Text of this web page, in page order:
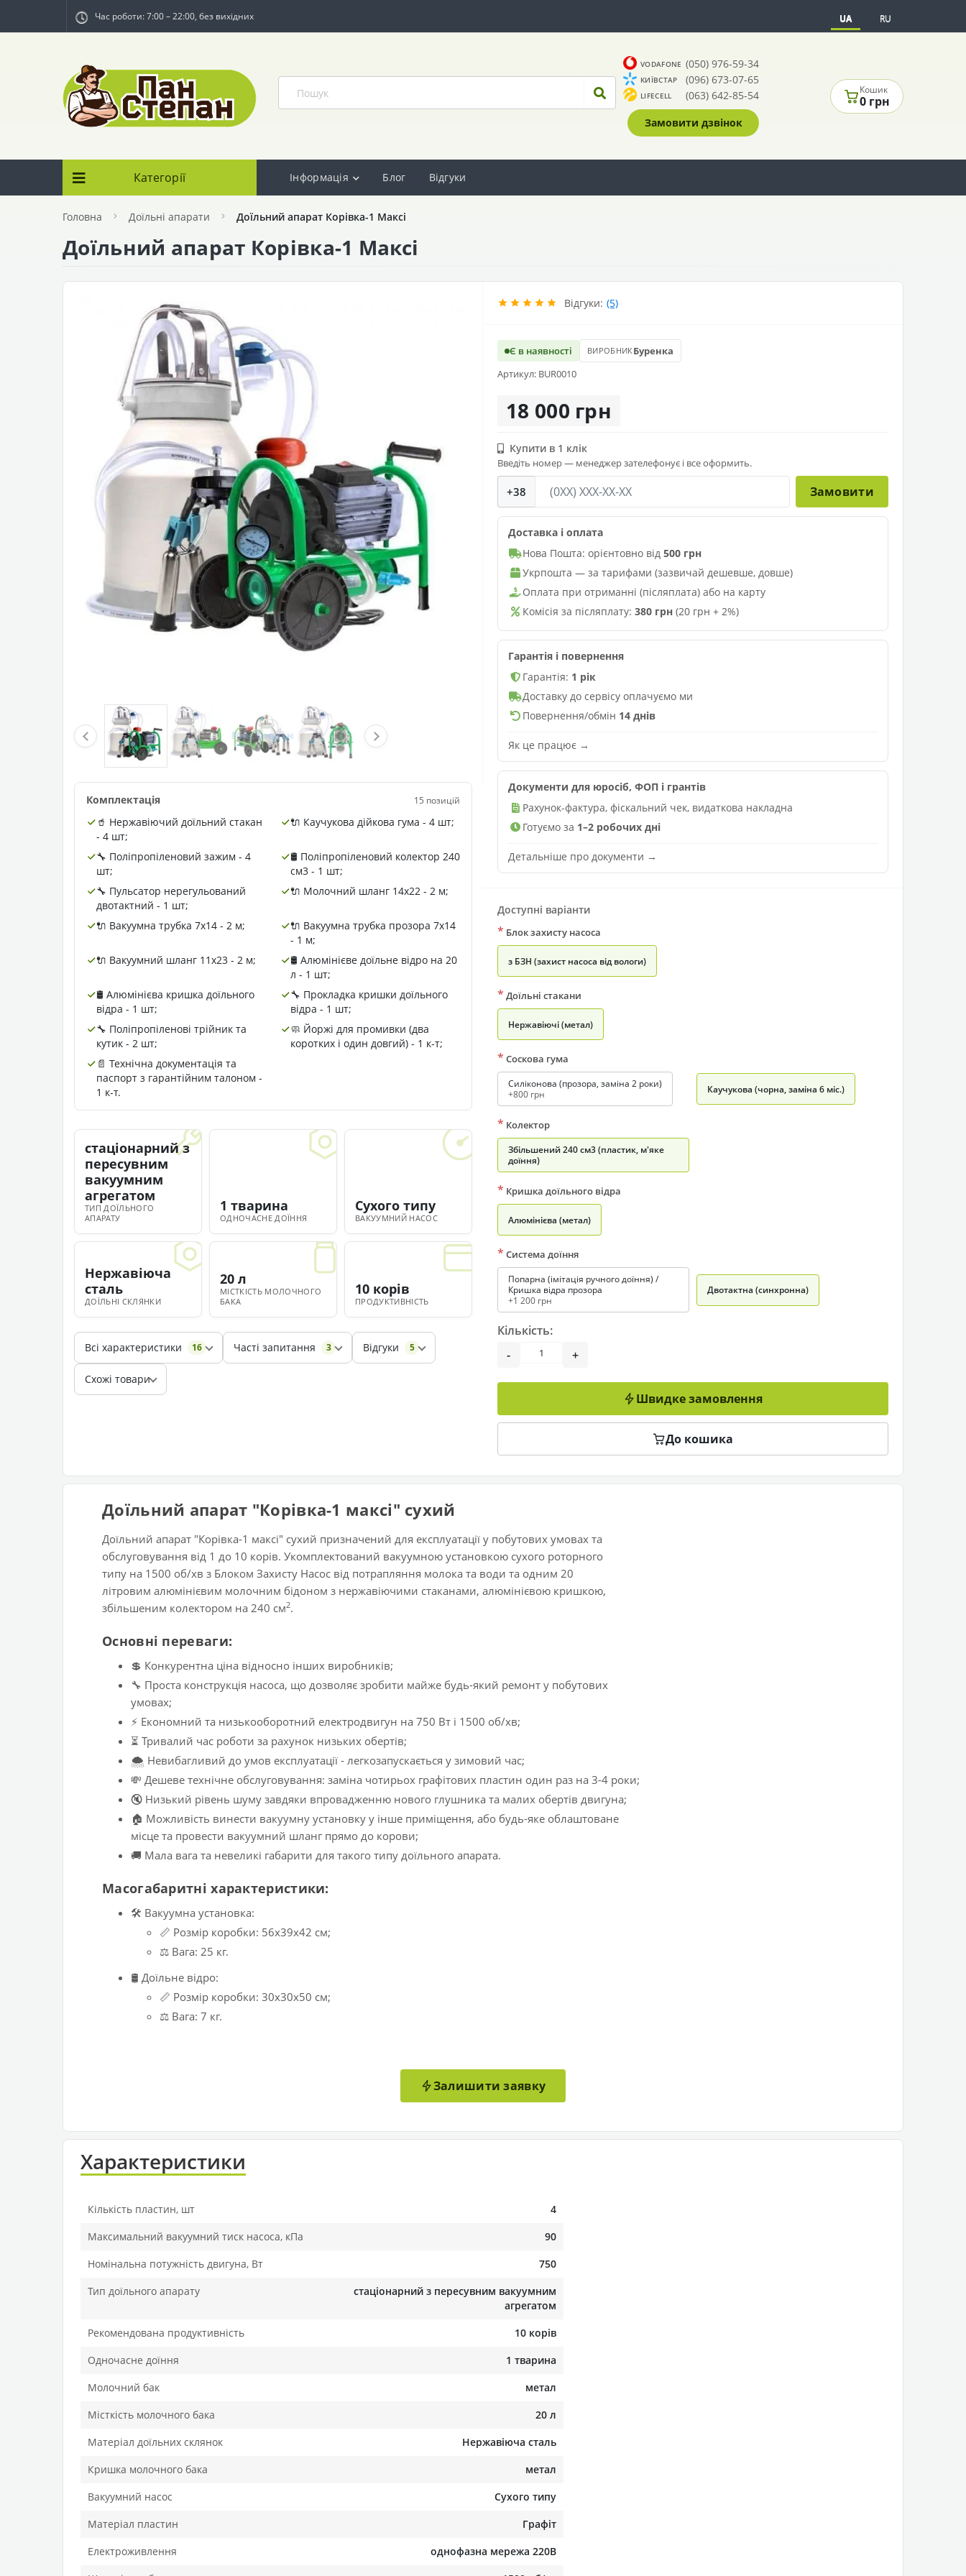
Час роботи: 7:00 – 22:00, без вихідних UA RU
VODAFONE (050) 976-59-34
КИЇВСТАР (096) 673-07-65
LIFECELL
(063) 642-85-54
Замовити дзвінок
Кошик
0 грн
Категорії Інформація Блог Відгуки
Головна Доїльні апарати Доїльний апарат Корівка-1 Максі
Доїльний апарат Корівка-1 Максі
Відгуки: (5)
Є в наявності ВИРОБНИКБуренка
Артикул: BUR0010
18 000 грн
Купити в 1 клік
Введіть номер — менеджер зателефонує і все оформить.
+38 Замовити
Доставка і оплата
Нова Пошта: орієнтовно від 500 грн
Укрпошта — за тарифами (зазвичай дешевше, довше)
Оплата при отриманні (післяплата) або на карту
Комісія за післяплату: 380 грн (20 грн + 2%)
Гарантія і повернення
Гарантія: 1 рік
Доставку до сервісу оплачуємо ми
Повернення/обмін 14 днів
Як це працює →
Документи для юросіб, ФОП і грантів
Рахунок-фактура, фіскальний чек, видаткова накладна
Готуємо за 1–2 робочих дні
Детальніше про документи →
Доступні варіанти
* Блок захисту насоса
з БЗН (захист насоса від вологи)
* Доїльні стакани
Нержавіючі (метал)
* Соскова гума
Силіконова (прозора, заміна 2 роки)
+800 грн
Каучукова (чорна, заміна 6 міс.)
* Колектор
Збільшений 240 см3 (пластик, м'яке
доїння)
* Кришка доїльного відра
Алюмінієва (метал)
* Система доїння
Попарна (імітація ручного доїння) /
Кришка відра прозора
+1 200 грн
Двотактна (синхронна)
Кількість:
-
+
Швидке замовлення
До кошика
Комплектація 15 позицій
🥤 Нержавіючий доїльний стакан
- 4 шт;
🔌 Каучукова дійкова гума - 4 шт;
🔧 Поліпропіленовий зажим - 4
шт;
🛢️ Поліпропіленовий колектор 240
см3 - 1 шт;
🔧 Пульсатор нерегульований
двотактний - 1 шт;
🔌 Молочний шланг 14х22 - 2 м;
🔌 Вакуумна трубка 7х14 - 2 м;
🔌 Вакуумна трубка прозора 7х14
- 1 м;
🔌 Вакуумний шланг 11х23 - 2 м;
🛢️ Алюмінієве доїльне відро на 20
л - 1 шт;
🛢️ Алюмінієва кришка доїльного
відра - 1 шт;
🔧 Прокладка кришки доїльного
відра - 1 шт;
🔧 Поліпропіленові трійник та
кутик - 2 шт;
🧼 Йоржі для промивки (два
коротких і один довгий) - 1 к-т;
📄 Технічна документація та
паспорт з гарантійним талоном -
1 к-т.
ТИП ДОЇЛЬНОГО
АПАРАТУ
стаціонарний з
пересувним
вакуумним
агрегатом
ОДНОЧАСНЕ ДОЇННЯ
1 тварина
ВАКУУМНИЙ НАСОС
Сухого типу
ДОЇЛЬНІ СКЛЯНКИ
Нержавіюча
сталь
МІСТКІСТЬ МОЛОЧНОГО
БАКА
20 л
ПРОДУКТИВНІСТЬ
10 корів
Всі характеристики 16 Часті запитання 3 Відгуки 5
Схожі товари
Доїльний апарат "Корівка-1 максі" сухий
Доїльний апарат "Корівка-1 максі" сухий призначений для експлуатації у побутових умовах та
обслуговування від 1 до 10 корів. Укомплектований вакуумною установкою сухого роторного
типу на 1500 об/хв з Блоком Захисту Насос від потрапляння молока та води та одним 20
літровим алюмінієвим молочним бідоном з нержавіючими стаканами, алюмінієвою кришкою,
збільшеним колектором на 240 см2.
Основні переваги:
💲 Конкурентна ціна відносно інших виробників;
🔧 Проста конструкція насоса, що дозволяє зробити майже будь-який ремонт у побутових
умовах;
⚡ Економний та низькооборотний електродвигун на 750 Вт і 1500 об/хв;
⏳ Тривалий час роботи за рахунок низьких обертів;
🌨️ Невибагливий до умов експлуатації - легкозапускається у зимовий час;
💸 Дешеве технічне обслуговування: заміна чотирьох графітових пластин один раз на 3-4 роки;
🔇 Низький рівень шуму завдяки впровадженню нового глушника та малих обертів двигуна;
🏠 Можливість винести вакуумну установку у інше приміщення, або будь-яке облаштоване
місце та провести вакуумний шланг прямо до корови;
🚚 Мала вага та невеликі габарити для такого типу доїльного апарата.
Масогабаритні характеристики:
🛠️ Вакуумна установка:
📏 Розмір коробки: 56х39х42 см;
⚖️ Вага: 25 кг.
🛢️ Доїльне відро:
📏 Розмір коробки: 30х30х50 см;
⚖️ Вага: 7 кг.
Залишити заявку
Характеристики
Кількість пластин, шт
4
Максимальний вакуумний тиск насоса, кПа
90
Номінальна потужність двигуна, Вт
750
Тип доїльного апарату
стаціонарний з пересувним вакуумним
агрегатом
Рекомендована продуктивність
10 корів
Одночасне доїння
1 тварина
Молочний бак
метал
Місткість молочного бака
20 л
Матеріал доїльних склянок
Нержавіюча сталь
Кришка молочного бака
метал
Вакуумний насос
Сухого типу
Матеріал пластин
Графіт
Електроживлення
однофазна мережа 220В